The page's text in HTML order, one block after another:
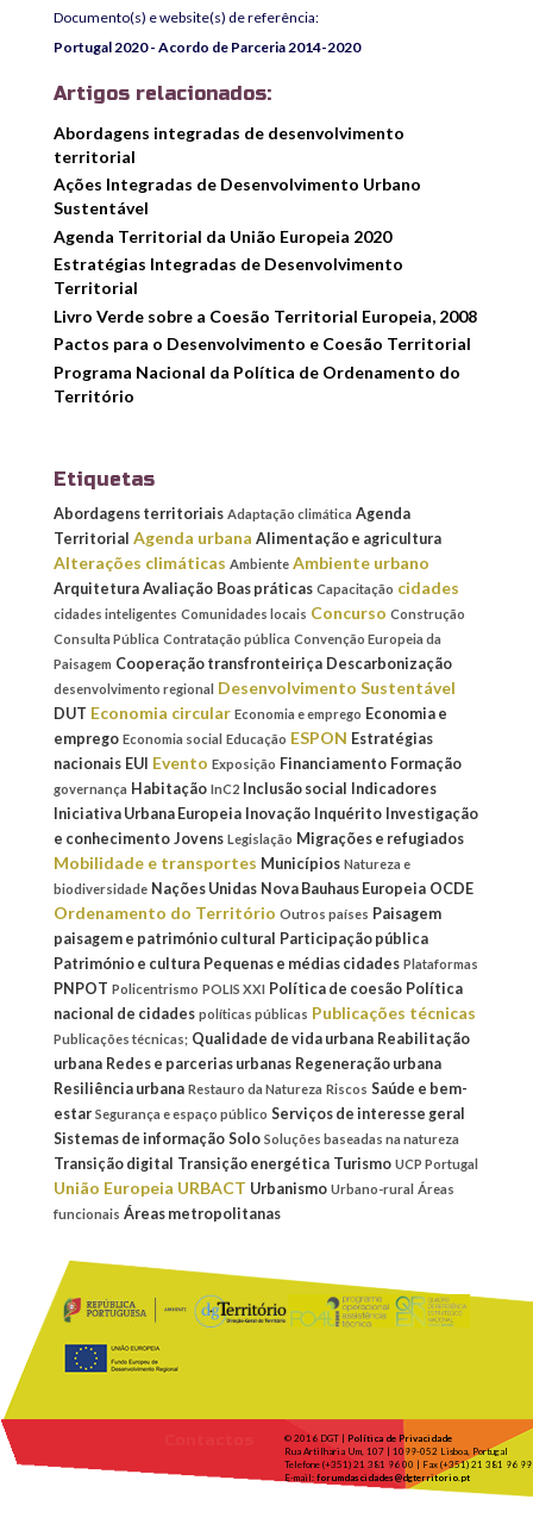
Documento(s) e website(s) de referência:
Portugal 2020 - Acordo de Parceria 2014-2020
Artigos relacionados:
Abordagens integradas de desenvolvimento
territorial
Ações Integradas de Desenvolvimento Urbano
Sustentável
Agenda Territorial da União Europeia 2020
Estratégias Integradas de Desenvolvimento
Territorial
Livro Verde sobre a Coesão Territorial Europeia, 2008
Pactos para o Desenvolvimento e Coesão Territorial
Programa Nacional da Política de Ordenamento do
Território
Etiquetas
Abordagens territoriais Adaptação climática Agenda
Territorial Agenda urbana Alimentação e agricultura
Alterações climáticas Ambiente Ambiente urbano
Arquitetura Avaliação Boas práticas Capacitação cidades
cidades inteligentes Comunidades locais Concurso Construção
Consulta Pública Contratação pública Convenção Europeia da
Paisagem Cooperação transfronteiriça Descarbonização
desenvolvimento regional Desenvolvimento Sustentável
DUT Economia circular Economia e emprego Economia e
emprego Economia social Educação ESPON Estratégias
nacionais EUI Evento Exposição Financiamento Formação
governança Habitação InC2 Inclusão social
Indicadores
Iniciativa Urbana Europeia Inovação Inquérito Investigação
e conhecimento Jovens Legislação Migrações e refugiados
Mobilidade e transportes Municípios Natureza e
biodiversidade Nações Unidas Nova Bauhaus Europeia OCDE
Ordenamento do Território Outros países Paisagem
paisagem e património cultural Participação pública
Património e cultura Pequenas e médias cidades Plataformas
PNPOT Policentrismo POLIS XXI Política de coesão Política
nacional de cidades políticas públicas Publicações técnicas
Publicações técnicas; Qualidade de vida urbana Reabilitação
urbana Redes e parcerias urbanas Regeneração urbana
Resiliência urbana Restauro da Natureza Riscos Saúde e bem-
estar Segurança e espaço público Serviços de interesse geral
Sistemas de informação Solo Soluções baseadas na natureza
Transição digital Transição energética Turismo UCP Portugal
União Europeia URBACT Urbanismo Urbano-rural Áreas
funcionais Áreas metropolitanas
© 2016 DGT | Política de Privacidade
Rua Artilharia Um, 107 | 1099-052 Lisboa, Portugal
Telefone (+351) 21 381 96 00 | Fax (+351) 21 381 96 99
E-mail: forumdascidades@dgterritorio.pt